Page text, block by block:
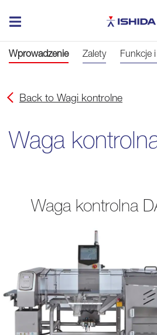
Waga
Back to Wagi kontrolne
Wprowadzenie Zalety Funkcje
Waga kontrolna